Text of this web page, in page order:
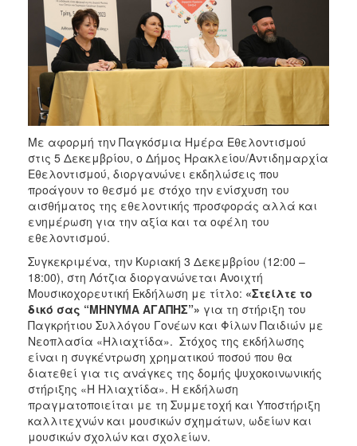
2006
ΤΟΠΟΣ
ΠΟΛΙΤΙΣΜΟΣ
ΑΝΘΕΚΤΙΚΗ
ΠΟΛΗ
Με αφορμή την Παγκόσμια Ημέρα Εθελοντισμού
στις 5 Δεκεμβρίου, ο Δήμος Ηρακλείου/Αντιδημαρχία
Εθελοντισμού, διοργανώνει εκδηλώσεις που
προάγουν το θεσμό με στόχο την ενίσχυση του
αισθήματος της εθελοντικής προσφοράς αλλά και
ενημέρωση για την αξία και τα οφέλη του
εθελοντισμού.
Συγκεκριμένα, την Κυριακή 3 Δεκεμβρίου (12:00 –
18:00), στη Λότζια διοργανώνεται Ανοιχτή
Μουσικοχορευτική Εκδήλωση με τίτλο: «Στείλτε το
δικό σας “ΜΗΝΥΜΑ ΑΓΑΠΗΣ”» για τη στήριξη του
Παγκρήτιου Συλλόγου Γονέων και Φίλων Παιδιών με
Νεοπλασία «Ηλιαχτίδα». Στόχος της εκδήλωσης
είναι η συγκέντρωση χρηματικού ποσού που θα
διατεθεί για τις ανάγκες της δομής ψυχοκοινωνικής
στήριξης «Η Ηλιαχτίδα». Η εκδήλωση
πραγματοποιείται με τη Συμμετοχή και Υποστήριξη
καλλιτεχνών και μουσικών σχημάτων, ωδείων και
μουσικών σχολών και σχολείων.